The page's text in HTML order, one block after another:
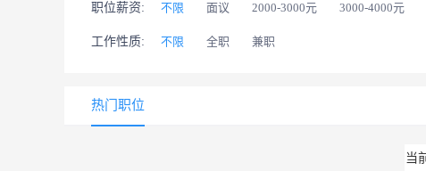
职位薪资: 不限 面议 2000-3000元 3000-4000元
工作性质: 不限 全职 兼职
热门职位
当